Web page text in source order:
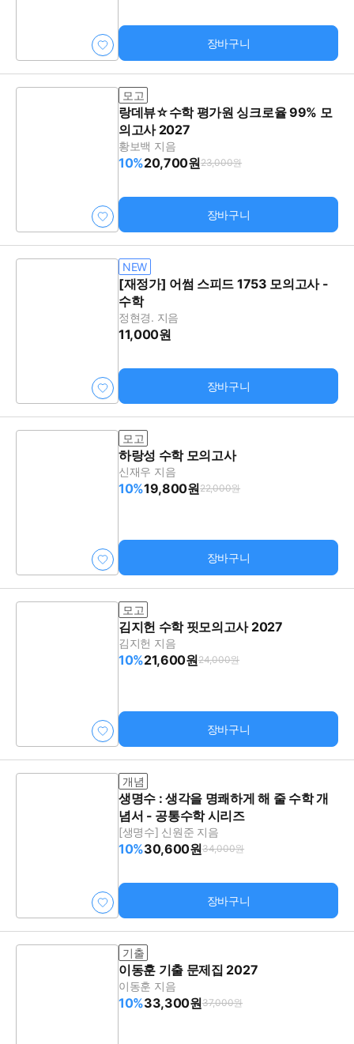
장바구니
모고
랑데뷰☆수학 평가원 싱크로율 99% 모
의고사 2027
황보백 지음
10%20,700원23,000원
장바구니
NEW
[재정가] 어썸 스피드 1753 모의고사 -
수학
정현경. 지음
11,000원
장바구니
모고
하랑성 수학 모의고사
신재우 지음
10%19,800원22,000원
장바구니
모고
김지헌 수학 핏모의고사 2027
김지헌 지음
10%21,600원24,000원
장바구니
개념
생명수 : 생각을 명쾌하게 해 줄 수학 개
념서 - 공통수학 시리즈
[생명수] 신원준 지음
10%30,600원34,000원
장바구니
기출
이동훈 기출 문제집 2027
이동훈 지음
10%33,300원37,000원